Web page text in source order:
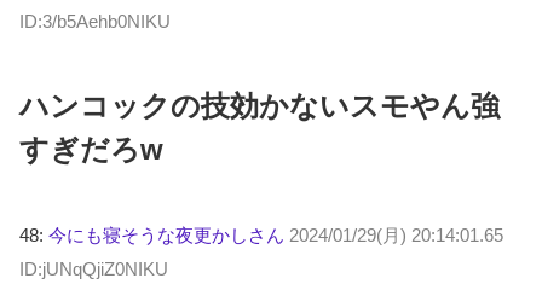
ID:3/b5Aehb0NIKU
ハンコックの技効かないスモやん強
すぎだろw
48: 今にも寝そうな夜更かしさん 2024/01/29(月) 20:14:01.65
ID:jUNqQjiZ0NIKU